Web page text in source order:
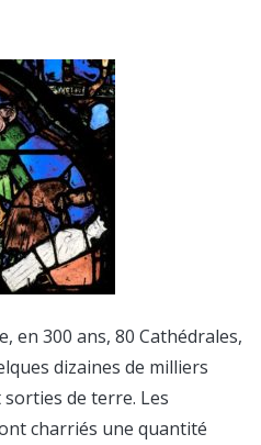
en 300 ans, 80 Cathédrales,
dizaines de milliers
de terre. Les
charriés une quantité